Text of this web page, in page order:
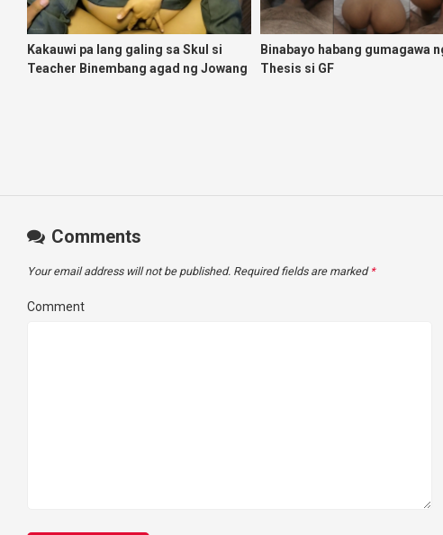
Kakauwi pa lang galing sa Skul si
Teacher Binembang agad ng Jowang
Binabayo habang gumagawa
Thesis si GF
Comments
Your email address will not be published. Required fields are marked *
Comment